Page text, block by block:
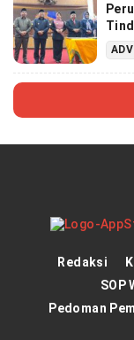
Redaksi
SOP
Pedoman